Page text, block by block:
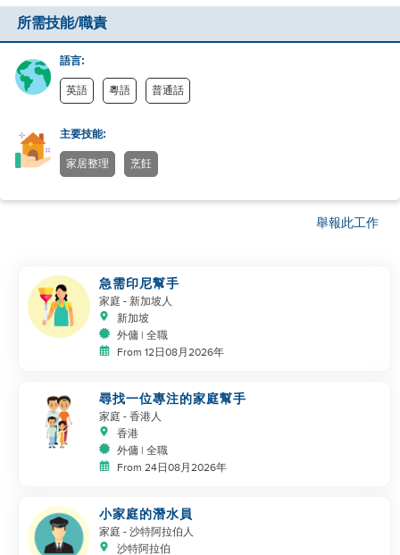
所需技能/職責
語言:
英語 粵語 普通話
主要技能:
家居整理 烹飪
舉報此工作
急需印尼幫手
家庭 - 新加坡人
新加坡
外傭 | 全職
From 12日08月2026年
尋找一位專注的家庭幫手
家庭 - 香港人
香港
外傭 | 全職
From 24日08月2026年
小家庭的潛水員
家庭 - 沙特阿拉伯人
沙特阿拉伯